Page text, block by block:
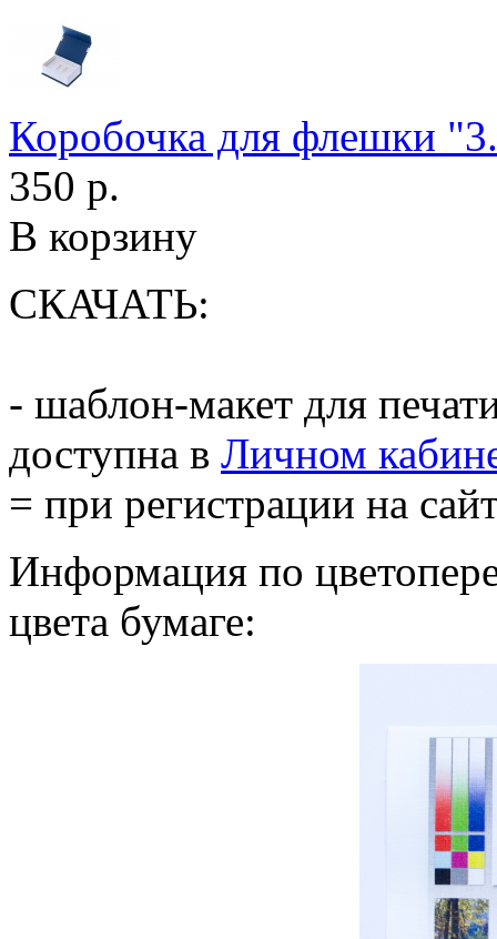
Коробочка для флешки
350 р.
В корзину
СКАЧАТЬ:
- шаблон-макет для
доступна в Личном
= при регистрации на
Информация по
цвета бумаге: